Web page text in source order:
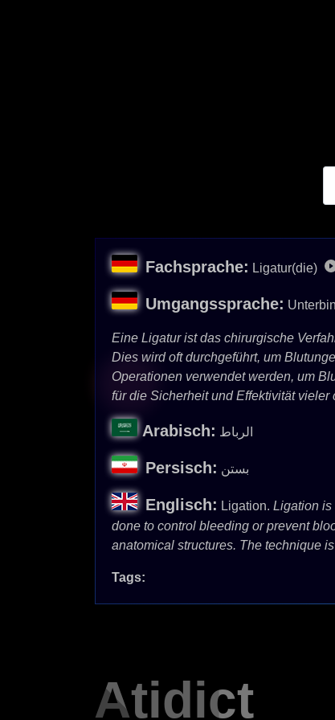
Fachsprache: Ligatur(die)
Umgangssprache:
Eine Ligatur ist das chirurgische
Dies wird oft durchgeführt, um
Operationen verwendet werden, um
für die Sicherheit und Effektivität vieler
Arabisch: الرباط
Persisch: بستن
Englisch: Ligation. Ligation is
done to control bleeding or prevent
anatomical structures. The technique
Tags:
Atidict